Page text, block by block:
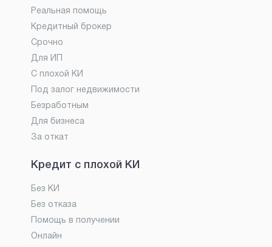
Реальная помощь
Кредитный брокер
Срочно
Для ИП
С плохой КИ
Под залог недвижимости
Безработным
Для бизнеса
За откат
Кредит с плохой КИ
Без КИ
Без отказа
Помощь в получении
Онлайн